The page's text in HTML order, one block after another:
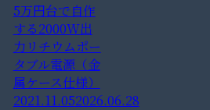
5万円台で自作
する2000W出
力リチウムポー
タブル電源（金
属ケース仕様）
2021.11.052026.06.28